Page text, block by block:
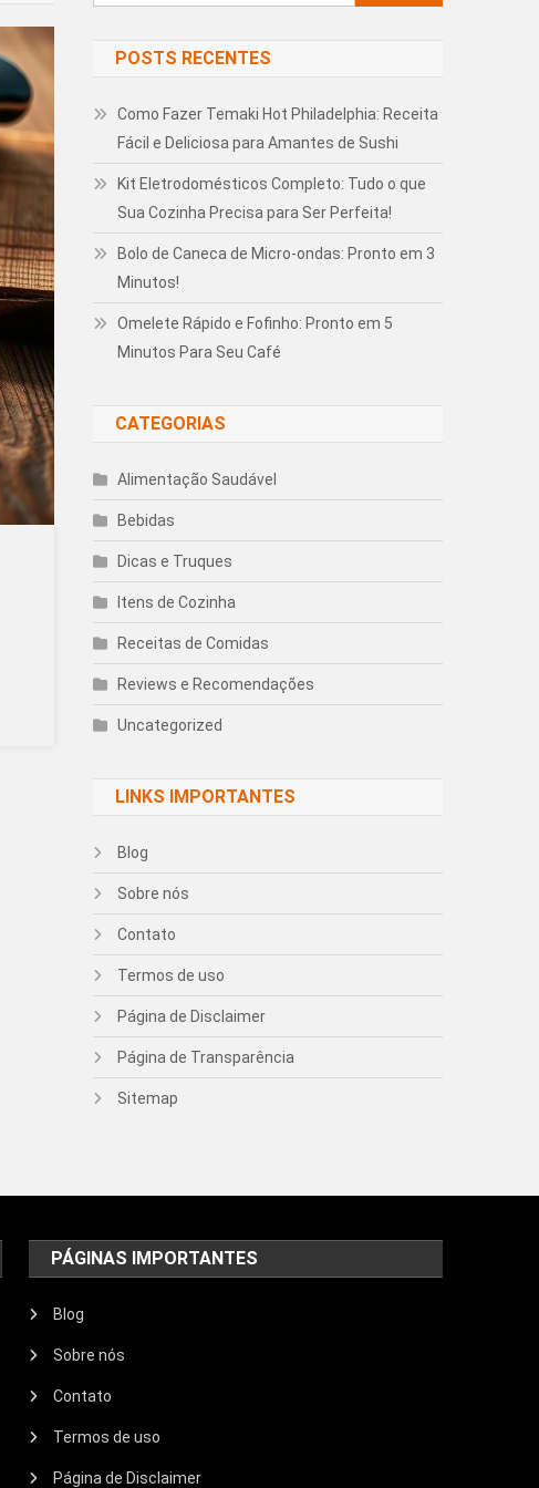
por:
POSTS RECENTES
Como Fazer Temaki Hot Philadelphia: Receita
Fácil e Deliciosa para Amantes de Sushi
Kit Eletrodomésticos Completo: Tudo o que
Sua Cozinha Precisa para Ser Perfeita!
Bolo de Caneca de Micro-ondas: Pronto em 3
Minutos!
Omelete Rápido e Fofinho: Pronto em 5
Minutos Para Seu Café
CATEGORIAS
Alimentação Saudável
Bebidas
Dicas e Truques
Itens de Cozinha
Receitas de Comidas
Reviews e Recomendações
Uncategorized
LINKS IMPORTANTES
Blog
Sobre nós
Contato
Termos de uso
Página de Disclaimer
Página de Transparência
Sitemap
PÁGINAS IMPORTANTES
Blog
Sobre nós
Contato
Termos de uso
Página de Disclaimer